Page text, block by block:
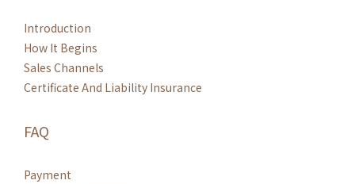
Introduction
How It Begins
Sales Channels
Certificate And Liability Insurance
FAQ
Payment